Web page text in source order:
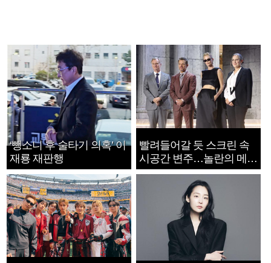
‘뺑소니 후 술타기 의혹’ 이
재룡 재판행
빨려들어갈 듯 스크린 속
시공간 변주…놀란의 메시
지는 ‘전쟁 속죄’